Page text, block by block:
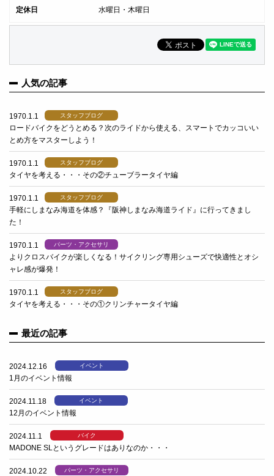
定休日 水曜日・木曜日
人気の記事
1970.1.1 スタッフブログ
ロードバイクをどうとめる？次のライドから使える、スマートでカッコいい
とめ方をマスターしよう！
1970.1.1 スタッフブログ
タイヤを考える・・・その②チューブラータイヤ編
1970.1.1 スタッフブログ
手軽にしまなみ海道を体感？『阪神しまなみ海道ライド』に行ってきまし
た！
1970.1.1 パーツ・アクセサリ
よりクロスバイクが楽しくなる！サイクリング専用シューズで快適性とオシ
ャレ感が爆発！
1970.1.1 スタッフブログ
タイヤを考える・・・その①クリンチャータイヤ編
最近の記事
2024.12.16 イベント
1月のイベント情報
2024.11.18 イベント
12月のイベント情報
2024.11.1 バイク
MADONE SLというグレードはありなのか・・・
2024.10.22 パーツ・アクセサリ